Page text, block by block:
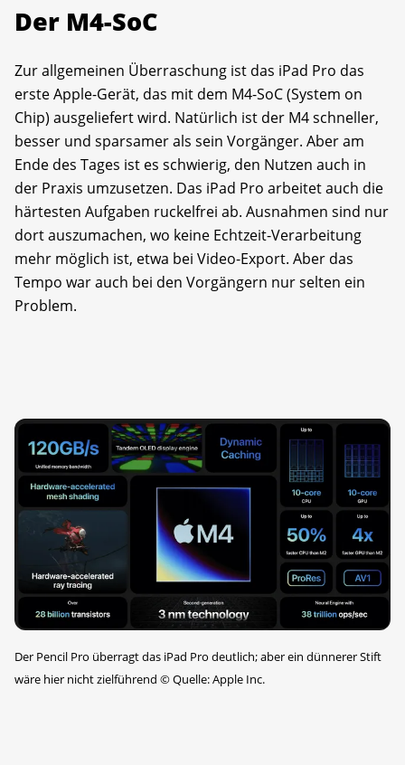
Der M4-SoC
Zur allgemeinen Überraschung ist das iPad Pro das
erste Apple-Gerät, das mit dem M4-SoC (System on
Chip) ausgeliefert wird. Natürlich ist der M4 schneller,
besser und sparsamer als sein Vorgänger. Aber am
Ende des Tages ist es schwierig, den Nutzen auch in
der Praxis umzusetzen. Das iPad Pro arbeitet auch die
härtesten Aufgaben ruckelfrei ab. Ausnahmen sind nur
dort auszumachen, wo keine Echtzeit-Verarbeitung
mehr möglich ist, etwa bei Video-Export. Aber das
Tempo war auch bei den Vorgängern nur selten ein
Problem.
Der Pencil Pro überragt das iPad Pro deutlich; aber ein dünnerer Stift
wäre hier nicht zielführend ©Quelle: Apple Inc.